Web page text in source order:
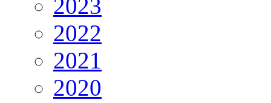
2023
2022
2021
2020